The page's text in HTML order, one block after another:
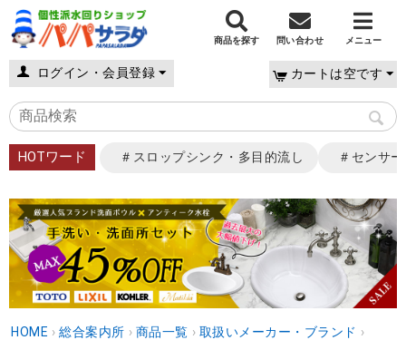
商品を探す 問い合わせ メニュー
ログイン・会員登録 カートは空です
HOTワード ＃スロップシンク・多目的流し ＃センサ
HOME › 総合案内所 › 商品一覧 › 取扱いメーカー・ブランド ›